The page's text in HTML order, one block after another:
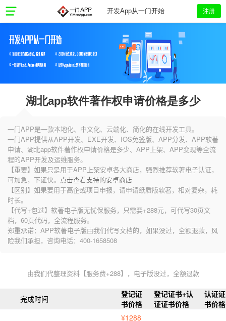
开发App从一门开始 注册
湖北app软件著作权申请价格是多少
一门APP是一款本地化、中文化、云端化、简化的在线开发工具。
一门APP提供从APP开发、EXE开发、IOS免签版、APP分发、APP软著
申请、湖北app软件著作权申请价格是多少、APP上架、APP变现等全流
程的APP开发及运维服务。
【重要】如果只是用于APP上架安卓各大商店，强烈推荐软著电子认证，
可加急，下证快。 点击查看支持的安卓商店
【区别】如果要用于高企或项目申报，请申请纸质版软著，相对复杂，耗
时长。
【代写+包过】软著电子版无忧保服务，只需要+288元，可代写30页文
档，60页代码，全流程服务。
郑重承诺：APP软著电子版由我们代写文档的，如果没过，全额退款，风
险我们承担，咨询电话：400-1658508
由我们代整理资料【服务费+288】，电子版没过，全额退款
完成时间
登记证
书价格
登记证书+认
证证书价格
认证证
书价格
¥1288